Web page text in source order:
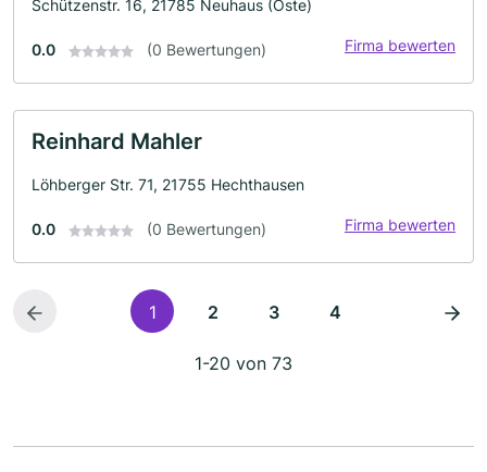
Schützenstr. 16, 21785 Neuhaus (Oste)
0.0 (0 Bewertungen) Firma bewerten
Reinhard Mahler
Löhberger Str. 71, 21755 Hechthausen
0.0 (0 Bewertungen) Firma bewerten
1 2 3 4
1-20 von 73